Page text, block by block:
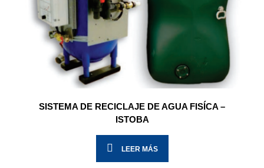
SISTEMA DE RECICLAJE DE AGUA FISÍCA –
ISTOBA
LEER MÁS